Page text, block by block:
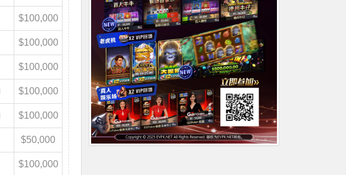
$100,000
$100,000
$100,000
$100,000
$100,000
$50,000
$100,000